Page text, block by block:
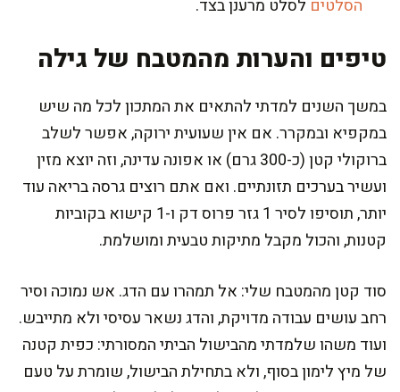
הסלטים לסלט מרענן בצד.
טיפים והערות מהמטבח של גילה
במשך השנים למדתי להתאים את המתכון לכל מה שיש
במקפיא ובמקרר. אם אין שעועית ירוקה, אפשר לשלב
ברוקולי קטן (כ-300 גרם) או אפונה עדינה, וזה יוצא מזין
ועשיר בערכים תזונתיים. ואם אתם רוצים גרסה בריאה עוד
יותר, תוסיפו לסיר 1 גזר פרוס דק ו-1 קישוא בקוביות
קטנות, והכול מקבל מתיקות טבעית ומושלמת.
סוד קטן מהמטבח שלי: אל תמהרו עם הדג. אש נמוכה וסיר
רחב עושים עבודה מדויקת, והדג נשאר עסיסי ולא מתייבש.
ועוד משהו שלמדתי מהבישול הביתי המסורתי: כפית קטנה
של מיץ לימון בסוף, ולא בתחילת הבישול, שומרת על טעם